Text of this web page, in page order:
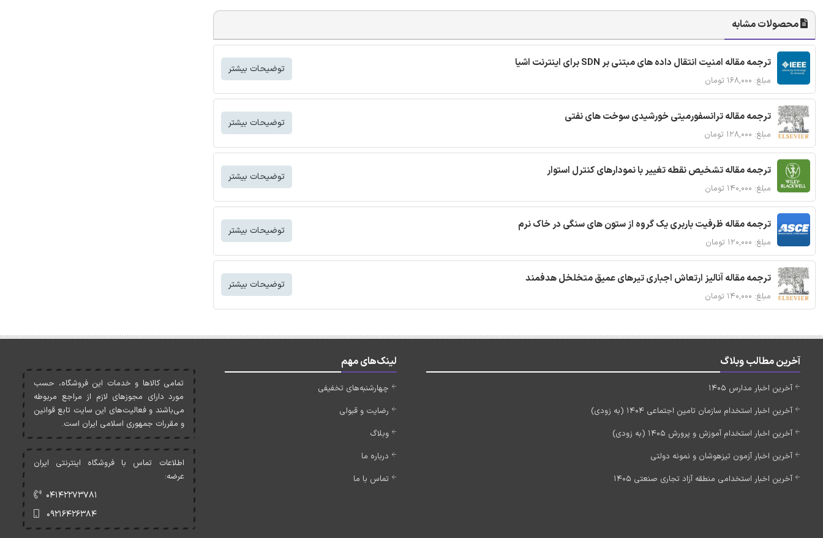
محصولات مشابه
ترجمه مقاله امنیت انتقال داده های مبتنی بر SDN برای اینترنت اشیا
مبلغ: ۱۶۸,۰۰۰ تومان
توضیحات بیشتر
ترجمه مقاله ترانسفورمیتی خورشیدی سوخت های نفتی
مبلغ: ۱۲۸,۰۰۰ تومان
توضیحات بیشتر
ترجمه مقاله تشخیص نقطه تغییر با نمودارهای کنترل استوار
مبلغ: ۱۴۰,۰۰۰ تومان
توضیحات بیشتر
ترجمه مقاله ظرفیت باربری یک گروه از ستون های سنگی در خاک نرم
مبلغ: ۱۲۰,۰۰۰ تومان
توضیحات بیشتر
ترجمه مقاله آنالیز ارتعاش اجباری تیرهای عمیق متخلخل هدفمند
مبلغ: ۱۴۰,۰۰۰ تومان
توضیحات بیشتر
آخرین مطالب وبلاگ
آخرین اخبار مدارس 1405
آخرین اخبار استخدام سازمان تامین اجتماعی 1404 (به زودی)
آخرین اخبار استخدام آموزش و پرورش 1405 (به زودی)
آخرین اخبار آزمون تیزهوشان و نمونه دولتی
آخرین اخبار استخدامی منطقه آزاد تجاری صنعتی 1405
لینک‌های مهم
چهارشنبه‌های تخفیفی
رضایت و قبولی
وبلاگ
درباره ما
تماس با ما
تمامی کالاها و خدمات اين فروشگاه، حسب
مورد دارای مجوزهای لازم از مراجع مربوطه
می‌باشند و فعاليت‌های اين سايت تابع قوانين
و مقررات جمهوری اسلامی ايران است.
اطلاعات تماس با فروشگاه اینترنتی ایران
عرضه:
۰۴۱۴۲۲۷۳۷۸۱
۰۹۲۱۶۴۲۶۳۸۴